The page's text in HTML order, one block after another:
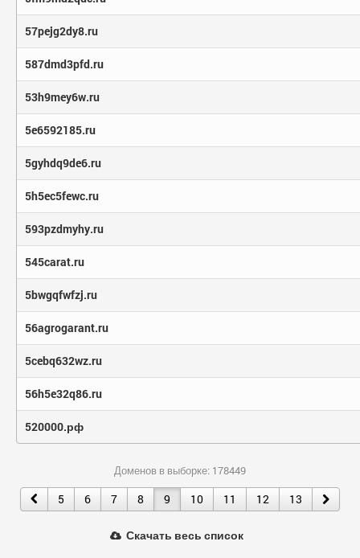
57pejg2dy8.ru
587dmd3pfd.ru
53h9mey6w.ru
5e6592185.ru
5gyhdq9de6.ru
5h5ec5fewc.ru
593pzdmyhy.ru
545carat.ru
5bwgqfwfzj.ru
56agrogarant.ru
5cebq632wz.ru
56h5e32q86.ru
520000.рф
Доменов в выборке: 178449
5 6 7 8 9 10 11 12 13
Скачать весь список